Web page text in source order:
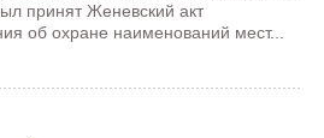
принят Женевский акт
об охране наименований мест...